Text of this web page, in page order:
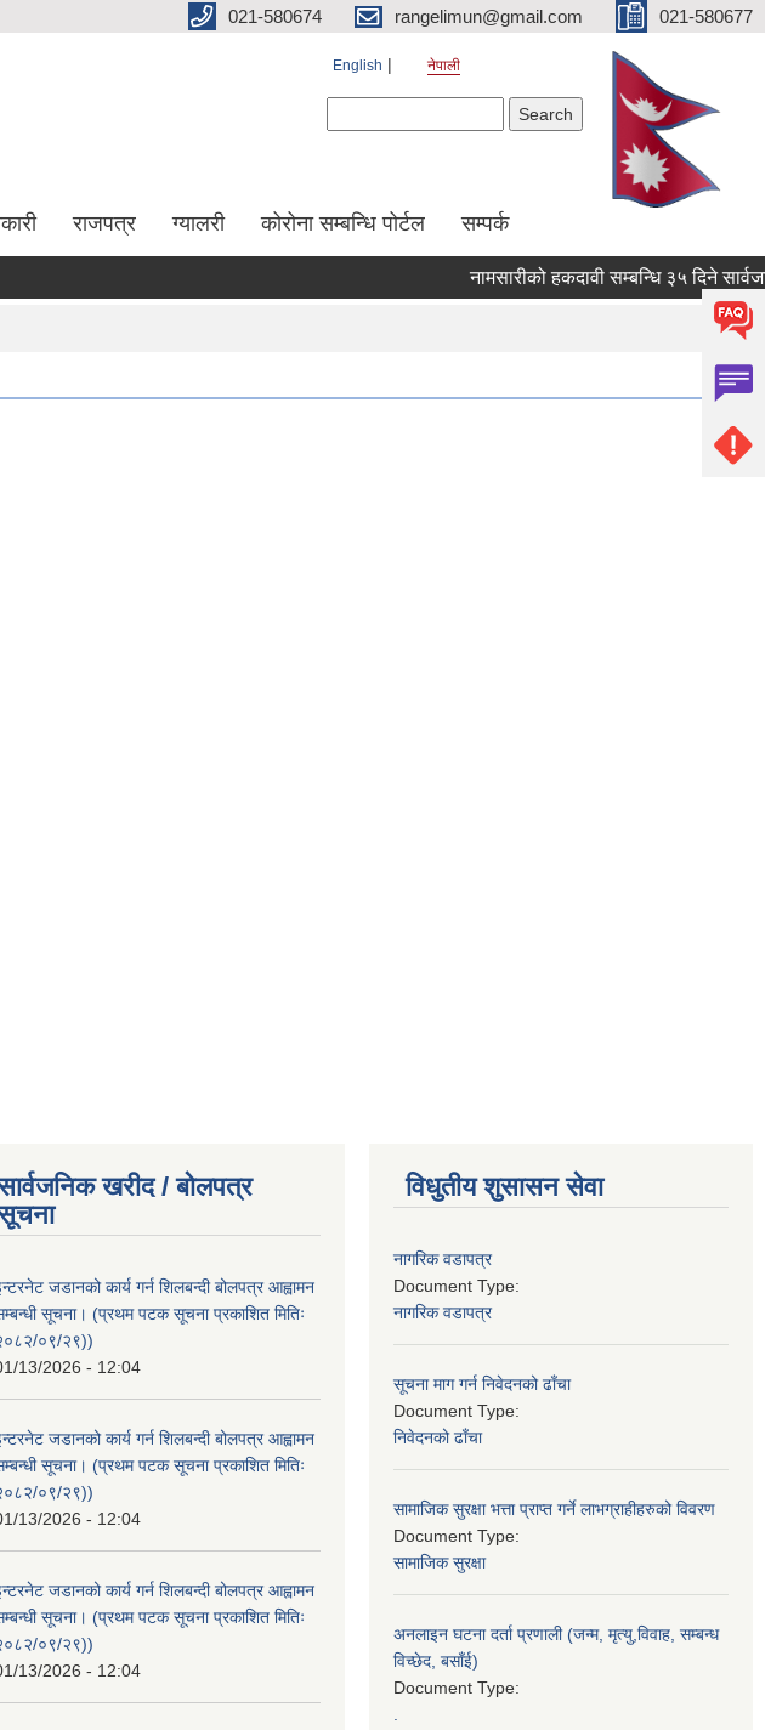
021-580674 rangelimun@gmail.com 021-580677
English नेपाली
राजपत्र ग्यालरी कोरोना सम्बन्धि पोर्टल सम्पर्क
नामसारीको हकदावी सम्बन्धि ३५ दिने
खरीद / बोलपत्र
जडानको कार्य गर्न शिलबन्दी बोलपत्र आह्वामन
सूचना। (प्रथम पटक सूचना प्रकाशित मितिः
०९/२९))
13/2026 - 12:04
जडानको कार्य गर्न शिलबन्दी बोलपत्र आह्वामन
सूचना। (प्रथम पटक सूचना प्रकाशित मितिः
०९/२९))
13/2026 - 12:04
जडानको कार्य गर्न शिलबन्दी बोलपत्र आह्वामन
सूचना। (प्रथम पटक सूचना प्रकाशित मितिः
०९/२९))
13/2026 - 12:04
विधुतीय शुसासन सेवा
नागरिक वडापत्र
Document Type:
नागरिक वडापत्र
सूचना माग गर्न निवेदनको ढाँचा
Document Type:
निवेदनको ढाँचा
सामाजिक सुरक्षा भत्ता प्राप्त गर्ने लाभग्राहीहरुको विवरण
Document Type:
सामाजिक सुरक्षा
अनलाइन घटना दर्ता प्रणाली (जन्म, मृत्यु,विवाह, सम्बन्ध
विच्छेद, बसाँई)
Document Type: